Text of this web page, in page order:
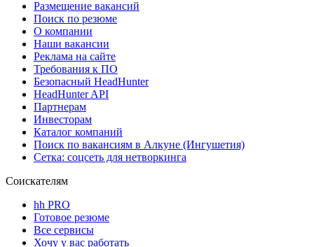
Размещение вакансий
Поиск по резюме
О компании
Наши вакансии
Реклама на сайте
Требования к ПО
Безопасный HeadHunter
HeadHunter API
Партнерам
Инвесторам
Каталог компаний
Поиск по вакансиям в Алкуне (Ингушетия)
Сетка: соцсеть для нетворкинга
Соискателям
hh PRO
Готовое резюме
Все сервисы
Хочу у вас работать